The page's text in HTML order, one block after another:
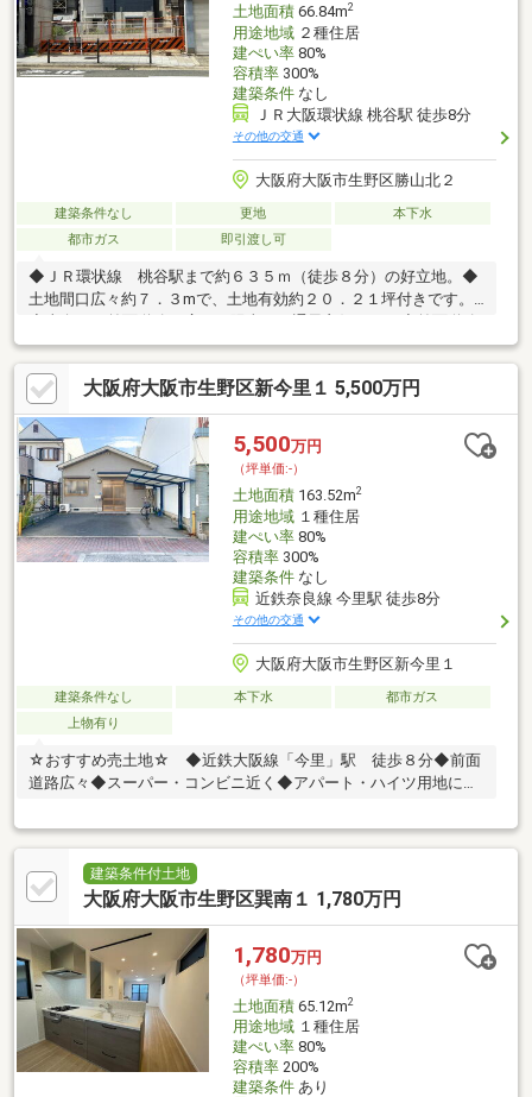
土地面積66.84m2
用途地域２種住居
建ぺい率80%
容積率300%
建築条件なし
ＪＲ大阪環状線 桃谷駅 徒歩8分
その他の交通
大阪府大阪市生野区勝山北２
建築条件なし 更地
本下水
都市ガス
即引渡し可
◆ＪＲ環状線 桃谷駅まで約６３５ｍ（徒歩８分）の好立地。◆
土地間口広々約７．３mで、土地有効約２０．２１坪付きです。
◆東向きで前面道路が広く、陽当り・通風良好です。◆前面道路
は広々約１５ｍで、車庫入れも楽々です。◆前面道路は疎開道路
で人通りが多く、店舗や事務所兼居宅にも最適です。◆人気のコ
リアタウンまで約５１０m（徒歩７分）です。◆ＪＲ環状線、近
鉄難波・奈良線・大阪線 鶴橋駅まで約１，１８０ｍ（徒歩１５
分）です。
大阪府大阪市生野区新今里１ 5,500万円
5,500万円
（坪単価:-）
土地面積163.52m2
用途地域１種住居
建ぺい率80%
容積率300%
建築条件なし
近鉄奈良線 今里駅 徒歩8分
その他の交通
大阪府大阪市生野区新今里１
建築条件なし 本下水
都市ガス
上物有り
☆おすすめ売土地☆ ◆近鉄大阪線「今里」駅 徒歩８分◆前面
道路広々◆スーパー・コンビニ近く◆アパート・ハイツ用地にも
～・～・～・～・～・～・～不動産購入で失敗しないように、豊
富な経験と知識を持つ弊社がしっかりとサポートを行います。ま
ずはお気軽にお問い合わせください(^o^)／～・～・～・～・～・
～・～・～・～・～・～・～・～・～・～・～・～・～・～
建築条件付土地
大阪府大阪市生野区巽南１ 1,780万円
1,780万円
（坪単価:-）
土地面積65.12m2
用途地域１種住居
建ぺい率80%
容積率200%
建築条件あり